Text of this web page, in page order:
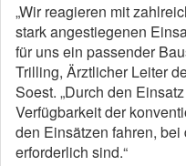
„Wir reagieren mit
stark angestiegenen
für uns ein passender
Trilling, Ärztlicher Leiter
Soest. „Durch den
Verfügbarkeit der
den Einsätzen fahren,
erforderlich sind.“